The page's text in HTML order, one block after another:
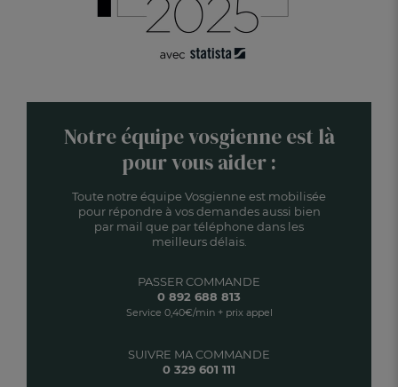
Notre équipe vosgienne est là
pour vous aider :
Toute notre équipe Vosgienne est mobilisée
pour répondre à vos demandes aussi bien
par mail que par téléphone dans les
meilleurs délais.
SUIVRE MA COMMANDE
0 329 601 111
PASSER COMMANDE
0 892 688 813
Service 0,40€/min + prix appel